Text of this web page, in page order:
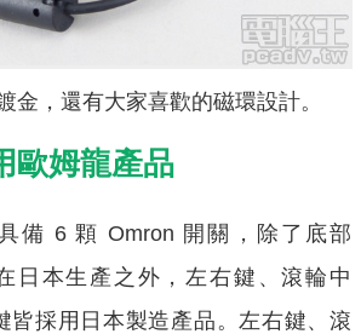
金，還有大家喜歡的磁環設計。
歐姆龍產品
備 6 顆 Omron 開關，除了底部
日本生產之外，左右鍵、滾輪中
皆採用日本製造產品。左右鍵、滾